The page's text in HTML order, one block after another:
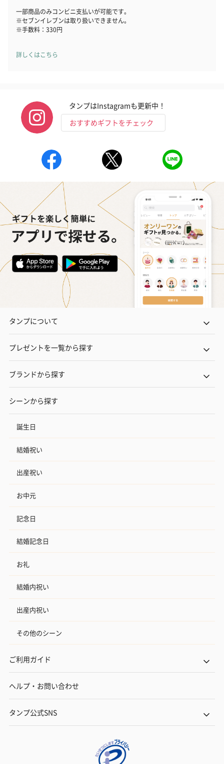
一部商品のみコンビニ支払いが可能です。
※セブンイレブンは取り扱いできません。
※手数料：330円
詳しくはこちら
タンプはInstagramも更新中！
おすすめギフトをチェック
タンプについて
プレゼントを一覧から探す
ブランドから探す
シーンから探す
誕生日
結婚祝い
出産祝い
お中元
記念日
結婚記念日
お礼
結婚内祝い
出産内祝い
その他のシーン
ご利用ガイド
ヘルプ・お問い合わせ
タンプ公式SNS